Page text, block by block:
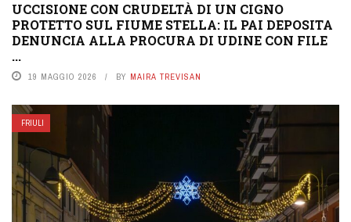
UCCISIONE CON CRUDELTÀ DI UN CIGNO
PROTETTO SUL FIUME STELLA: IL PAI DEPOSITA
DENUNCIA ALLA PROCURA DI UDINE CON FILE
...
19 MAGGIO 2026 BY MAIRA TREVISAN
FRIULI